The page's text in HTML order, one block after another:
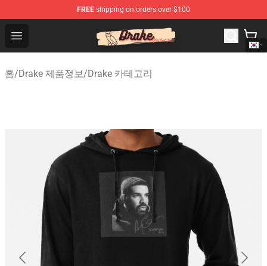
FREE shipping on orders over $100
Open menu
Drake Shop - Official Drake Merchandise Store
홈/Drake 제품정보/Drake 카테고리